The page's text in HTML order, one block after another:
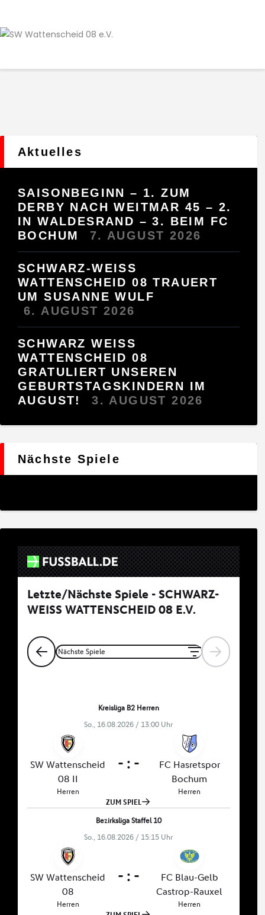
Leitbild
Verein
Kontakt
Datenschutz / Impressum
Aktuelles
SAISONBEGINN – 1. ZUM
DERBY NACH WEITMAR 45 – 2.
IN WALDESRAND – 3. BEIM FC
BOCHUM
7. AUGUST 2026
SCHWARZ-WEISS
WATTENSCHEID 08 TRAUERT
UM SUSANNE WULF
6. AUGUST 2026
SCHWARZ WEISS W
ATTENSCHEID 08 G
RATULIERT UNSEREN G
EBURTSTAGSKINDERN IM A
UGUST!
3. AUGUST 2026
Nächste Spiele